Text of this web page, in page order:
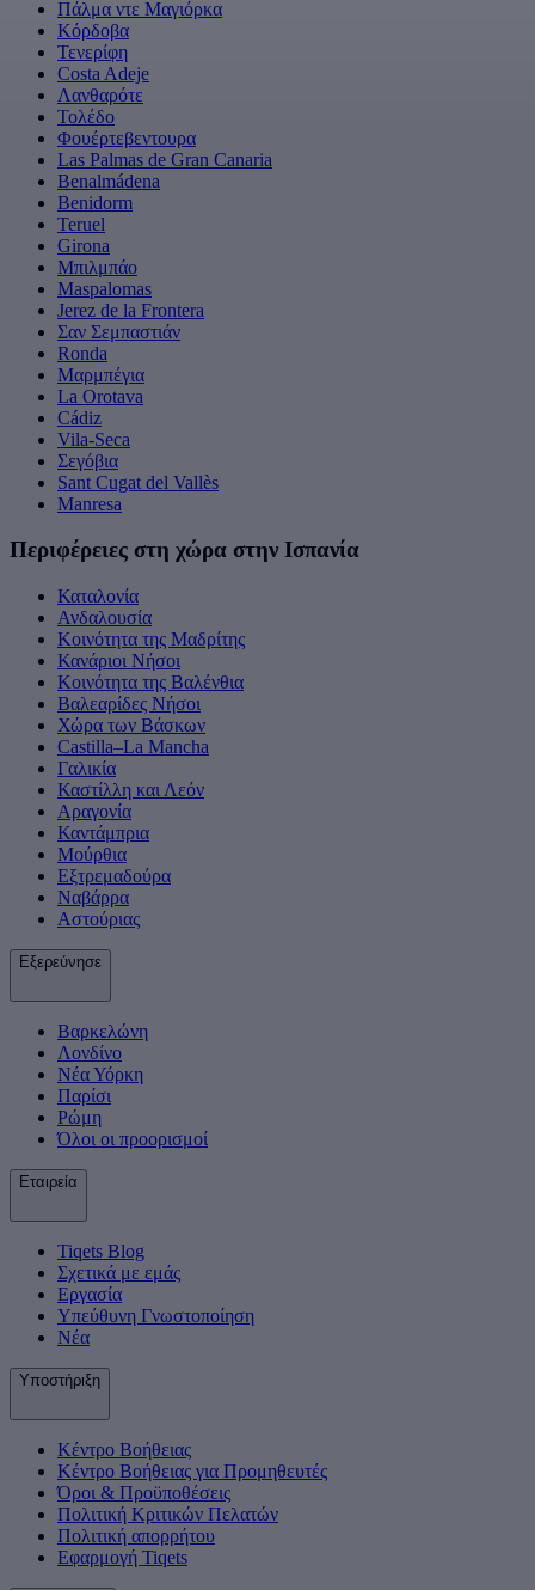
Πάλμα ντε Μαγιόρκα
Κόρδοβα
Τενερίφη
Costa Adeje
Λανθαρότε
Τολέδο
Φουέρτεβεντουρα
Las Palmas de Gran Canaria
Benalmádena
Benidorm
Teruel
Girona
Μπιλμπάο
Maspalomas
Jerez de la Frontera
Σαν Σεμπαστιάν
Ronda
Μαρμπέγια
La Orotava
Cádiz
Vila-Seca
Σεγόβια
Sant Cugat del Vallès
Manresa
Περιφέρειες στη χώρα στην Ισπανία
Καταλονία
Ανδαλουσία
Κοινότητα της Μαδρίτης
Κανάριοι Νήσοι
Κοινότητα της Βαλένθια
Βαλεαρίδες Νήσοι
Χώρα των Βάσκων
Castilla–La Mancha
Γαλικία
Καστίλλη και Λεόν
Αραγονία
Καντάμπρια
Μούρθια
Εξτρεμαδούρα
Ναβάρρα
Αστούριας
Εξερεύνησε
Βαρκελώνη
Λονδίνο
Νέα Υόρκη
Παρίσι
Ρώμη
Όλοι οι προορισμοί
Εταιρεία
Tiqets Βlog
Σχετικά με εμάς
Εργασία
Υπεύθυνη Γνωστοποίηση
Νέα
Υποστήριξη
Κέντρο Βοήθειας
Κέντρο Βοήθειας για Προμηθευτές
Όροι & Προϋποθέσεις
Πολιτική Κριτικών Πελατών
Πολιτική απορρήτου
Εφαρμογή Tiqets